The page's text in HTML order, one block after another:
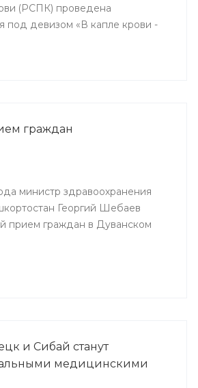
(РСПК) проведена
под девизом «В капле крови -
граждан
министр здравоохранения
Георгий Шебаев
прием граждан в Дуванском
и Сибай станут
медицинскими